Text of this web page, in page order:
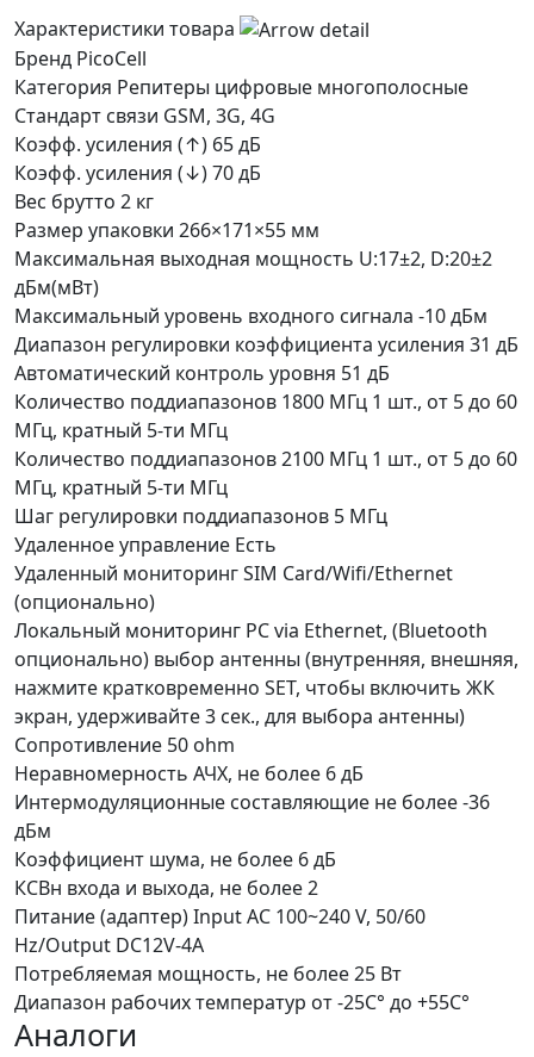
Характеристики товара
Бренд PicoCell
Категория Репитеры цифровые многополосные
Стандарт связи GSM, 3G, 4G
Коэфф. усиления (↑) 65 дБ
Коэфф. усиления (↓)70 дБ
Вес брутто 2 кг
Размер упаковки 266×171×55 мм
Максимальная выходная мощность U:17±2, D:20±2
дБм(мВт)
Максимальный уровень входного сигнала -10 дБм
Диапазон регулировки коэффициента усиления 31 дБ
Автоматический контроль уровня 51 дБ
Количество поддиапазонов 1800 МГц 1 шт., от 5 до 60
МГц, кратный 5-ти МГц
Количество поддиапазонов 2100 МГц 1 шт., от 5 до 60
МГц, кратный 5-ти МГц
Шаг регулировки поддиапазонов 5 МГц
Удаленное управление Есть
Удаленный мониторингSIM Card/Wifi/Ethernet
(опционально)
Локальный мониторинг PC via Ethernet, (Bluetooth
опционально) выбор антенны (внутренняя, внешняя,
нажмите кратковременно SET, чтобы включить ЖК
экран, удерживайте 3 сек., для выбора антенны)
Сопротивление 50 ohm
Неравномерность АЧХ, не более 6 дБ
Интермодуляционные составляющие не более -36
дБм
Коэффициент шума, не более 6 дБ
КСВн входа и выхода, не более2
Питание (адаптер)Input AC 100~240 V, 50/60
Hz/Output DC12V-4A
Потребляемая мощность, не более25 Вт
Диапазон рабочих температур от -25C° до +55C°
Аналоги